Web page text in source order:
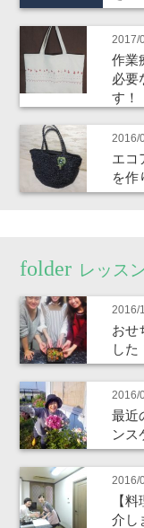
2017/
作業
必要
す！
2016/
エコ
を作
レッス
2016/
おせ
した
2016/
最近
ンス
2016/
【
介し